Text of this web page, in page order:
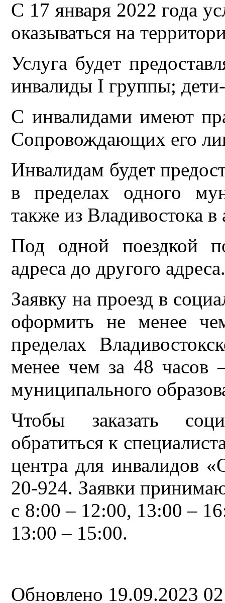
С 17 января 2022 года
оказываться на
Услуга будет
инвалиды I группы;
С инвалидами имеют
Сопровождающих его
Инвалидам будет
в пределах одного
также из Владивостока
Под одной поездкой
адреса до другого
Заявку на проезд в
оформить не менее
пределах
менее чем за 48 часов
муниципального
Чтобы заказать
обратиться к
центра для инвалидов
20-924. Заявки
с 8:00 – 12:00, 13:00 –
13:00 – 15:00.
Обновлено 19.09.2023